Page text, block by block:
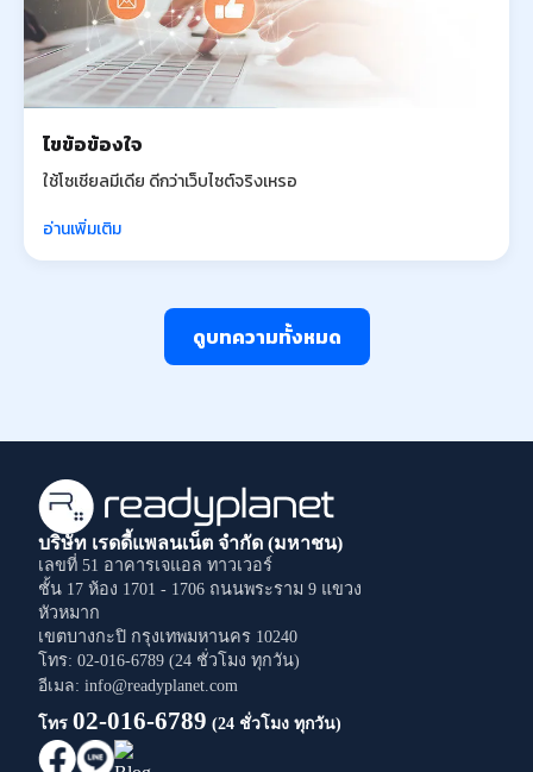
ไขข้อข้องใจ
ใช้โซเชียลมีเดีย ดีกว่าเว็บไซต์จริงเหรอ
อ่านเพิ่มเติม
ดูบทความทั้งหมด
บริษัท เรดดี้แพลนเน็ต จำกัด (มหาชน)
เลขที่ 51 อาคารเจแอล ทาวเวอร์
ชั้น 17 ห้อง 1701 - 1706 ถนนพระราม 9 แขวง
หัวหมาก
เขตบางกะปิ กรุงเทพมหานคร 10240
โทร: 02-016-6789 (24 ชั่วโมง ทุกวัน)
อีเมล: info@readyplanet.com
โทร 02-016-6789 (24 ชั่วโมง ทุกวัน)